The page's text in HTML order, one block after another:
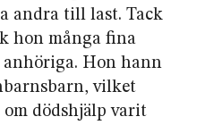
andra till last. Tack
hon många fina
Hon hann
vilket
dödshjälp varit